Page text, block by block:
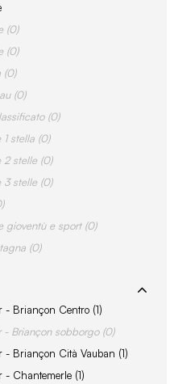
(0)
(0)
(0)
(0)
(0)
stella (0)
2 stelle (0)
3 stelle (0)
)
gioventù e sport (0)
(0)
- Briançon Centro (1)
- Briançon sobborgo (0)
- Briançon Cità Vauban (1)
- Chantemerle (1)